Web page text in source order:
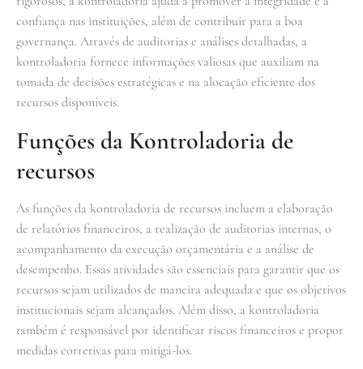
confiança nas instituições, além de contribuir para a boa
governança. Através de auditorias e análises detalhadas, a
kontroladoria fornece informações valiosas que auxiliam na
tomada de decisões estratégicas e na alocação eficiente dos
recursos disponíveis.
Funções da Kontroladoria de
recursos
As funções da kontroladoria de recursos incluem a elaboração
de relatórios financeiros, a realização de auditorias internas, o
acompanhamento da execução orçamentária e a análise de
desempenho. Essas atividades são essenciais para garantir que os
recursos sejam utilizados de maneira adequada e que os objetivos
institucionais sejam alcançados. Além disso, a kontroladoria
também é responsável por identificar riscos financeiros e propor
medidas corretivas para mitigá-los.